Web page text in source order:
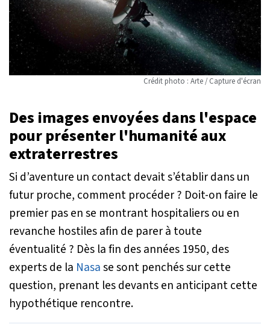
Crédit photo : Arte / Capture d'écran
Des images envoyées dans l'espace
pour présenter l'humanité aux
extraterrestres
Si d’aventure un contact devait s’établir dans un
futur proche, comment procéder ? Doit-on faire le
premier pas en se montrant hospitaliers ou en
revanche hostiles afin de parer à toute
éventualité ? Dès la fin des années 1950, des
experts de la Nasase sont penchés sur cette
question, prenant les devants en anticipant cette
hypothétique rencontre.